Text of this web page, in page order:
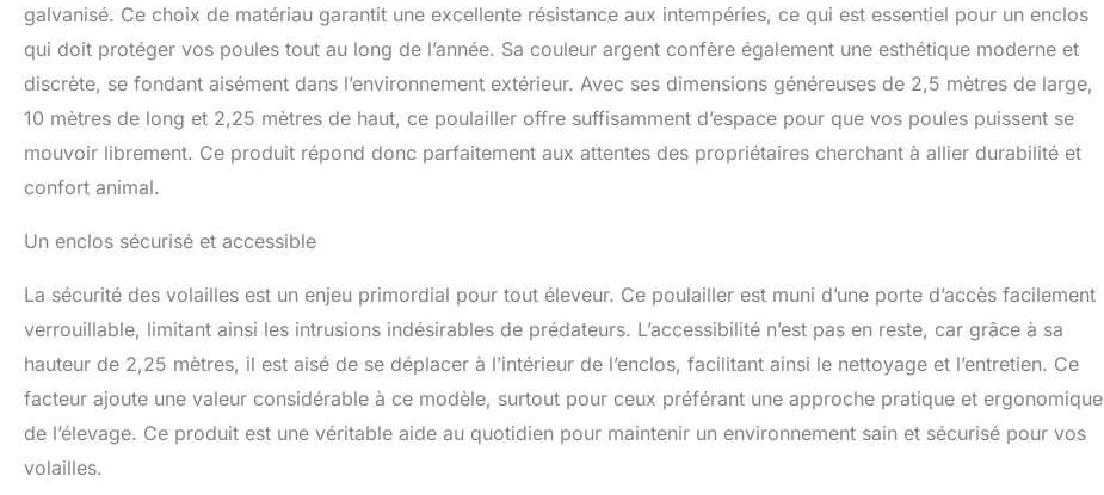
galvanisé. Ce choix de matériau garantit une excellente résistance aux intempéries, ce qui est essentiel pour un enclos
qui doit protéger vos poules tout au long de l’année. Sa couleur argent confère également une esthétique moderne et
discrète, se fondant aisément dans l’environnement extérieur. Avec ses dimensions généreuses de 2,5 mètres de large,
10 mètres de long et 2,25 mètres de haut, ce poulailler offre suffisamment d’espace pour que vos poules puissent se
mouvoir librement. Ce produit répond donc parfaitement aux attentes des propriétaires cherchant à allier durabilité et
confort animal.
Un enclos sécurisé et accessible
La sécurité des volailles est un enjeu primordial pour tout éleveur. Ce poulailler est muni d’une porte d’accès facilement
verrouillable, limitant ainsi les intrusions indésirables de prédateurs. L’accessibilité n’est pas en reste, car grâce à sa
hauteur de 2,25 mètres, il est aisé de se déplacer à l’intérieur de l’enclos, facilitant ainsi le nettoyage et l’entretien. Ce
facteur ajoute une valeur considérable à ce modèle, surtout pour ceux préférant une approche pratique et ergonomique
de l’élevage. Ce produit est une véritable aide au quotidien pour maintenir un environnement sain et sécurisé pour vos
volailles.